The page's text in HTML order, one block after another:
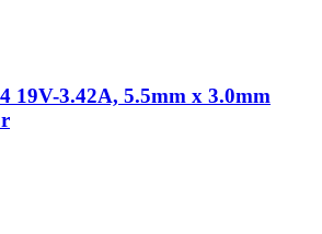
19V-3.42A, 5.5mm x 3.0mm